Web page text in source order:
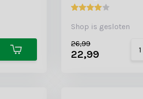
Shop is gesloten
26,99
22,99